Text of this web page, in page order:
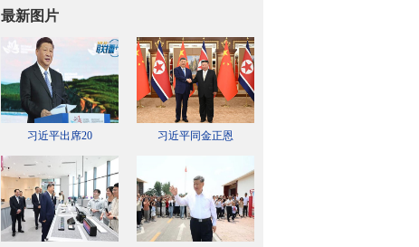
最新图片
习近平出席20 习近平同金正恩